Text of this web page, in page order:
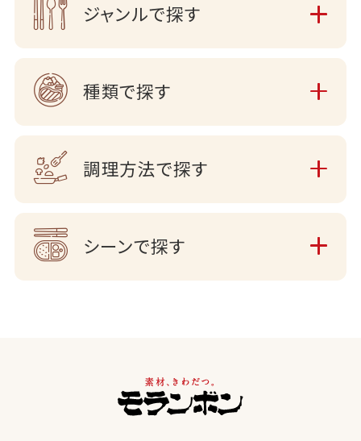
ジャンルで探す
種類で探す
調理方法で探す
シーンで探す